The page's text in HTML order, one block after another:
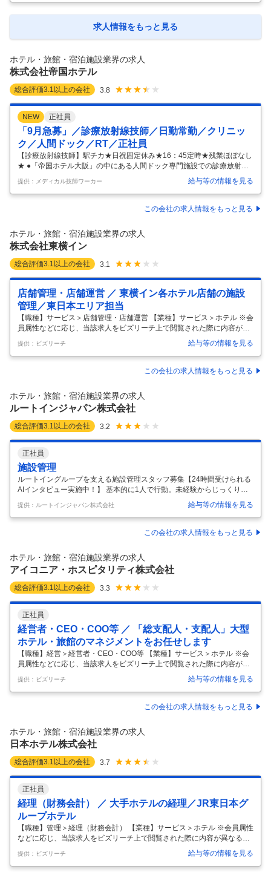
程度／先輩ソムリエが多数在籍し、情報交換や試飲会など定期的に行わ
れワインに対する造詣を深めることができる/ホテル内の安定した環境で
の就業～ ■業務内容 レストラン内ダイニングルームやラウンジでの接客
求人情報をもっと見る
ホテル・旅館・宿泊施設業界の求人
株式会社帝国ホテル
総合評価3.1 以上の会社 3.8
NEW 正社員
「9月急募」／診療放射線技師／日勤常勤／クリニッ
ク／人間ドック／RT／正社員
【診療放射線技師】駅チカ★日祝固定休み★16：45定時★残業ほぼなし
★ ●「帝国ホテル大阪」の中にある人間ドック専門施設での診療放射線
技師としてご活躍いただきます。 ●最寄駅より徒歩６分！駅チカなので
通勤も負担になりません。 「帝国ホテルクリニック」にて、診療放射線
技師さんを募集しています☆ＪＲ大阪環状線・桜ノ宮駅から徒歩6分と
駅チカで通勤便利！経験の浅い方、ブランクのある方もサポート体制が
詳しい情報が知りたい方はお気軽にお問合せください☆彡 駅チカ;担当者
オススメ 一人一人の悩みに寄り添い、転職して良かったと思える場所を
…
提供：メディカル技師ワーカー 給与等の情報を見る
この会社の求人情報をもっと見る
ホテル・旅館・宿泊施設業界の求人
株式会社東横イン
総合評価3.1 以上の会社 3.1
店舗管理・店舗運営 ／ 東横イン各ホテル店舗の施設
管理／東日本エリア担当
【職種】サービス＞店舗管理・店舗運営 【業種】サービス＞ホテル ※会
員属性などに応じ、当該求人をビズリーチ上で閲覧された際に内容が異
なる場合があります ■仕事内容 ～様々な地域でご活躍！ホテル各店の設
備保守点検をお任せ～ 全国330店舗ある内の、東日本エリア（北海道・
東北・北陸・関東信越まで）の東横イン各店舗の設備保守点検・交換・
修理をご担当いただきます。 ・消防設備点検及び報告 ・防火対象物定期
ルの設備点検と修理業務 ・建築関係の点検 【仕事内容詳細】 1人当たり
の担当店舗数は約30店舗です。店舗訪問は、2名のチーム体制で動い
提供：ビズリーチ 給与等の情報を見る
この会社の求人情報をもっと見る
ホテル・旅館・宿泊施設業界の求人
ルートインジャパン株式会社
総合評価3.1 以上の会社 3.2
正社員
施設管理
ルートイングループを支える施設管理スタッフ募集【24時間受けられる
AIインタビュー実施中！】 基本的に1人で行動。未経験からじっくり成
長できるお仕事！ お客様の快適な滞在とホテルスタッフの安心した運営
を支える ためグループホテルの設備保守・点検、修繕をお任せします。
電機・機械・空調・給排水設備・消防設備など館内のあらゆる 設備が安
定的に稼働されるよう計画的な点検・メンテナンスや ホテルからの要請
月10～30時間程度。 お休みも、基本的には毎週土日。 定期点検のスケ
ジュールも自分で立てるのでプライベートな時間も確保できます。
提供：ルートインジャパン株式会社 給与等の情報を見る
この会社の求人情報をもっと見る
ホテル・旅館・宿泊施設業界の求人
アイコニア・ホスピタリティ株式会社
総合評価3.1 以上の会社 3.3
正社員
経営者・CEO・COO等 ／ 「総支配人・支配人」大型
ホテル・旅館のマネジメントをお任せします
【職種】経営＞経営者・CEO・COO等 【業種】サービス＞ホテル ※会
員属性などに応じ、当該求人をビズリーチ上で閲覧された際に内容が異
なる場合があります 大型ホテル・旅館の総支配人や支配人として、ホテ
ル運営に関するマネジメント業務全般をお任せします。 これまでのご経
験をフルに生かしたご活躍を期待しています。 ＜業務内容＞ ・ホテル各
部門の統括・マネジメント ・担当ホテルの予算作成と収益の最大化のた
業績やCS向上に対する課題改善に向けた分析、施策立案、実行 ・ホテ
ル人事体制の立案、部下の育成・教育・指導・相談など ・ステークホル
…
提供：ビズリーチ 給与等の情報を見る
この会社の求人情報をもっと見る
ホテル・旅館・宿泊施設業界の求人
日本ホテル株式会社
総合評価3.1 以上の会社 3.7
正社員
経理（財務会計） ／ 大手ホテルの経理／JR東日本グ
ループホテル
【職種】管理＞経理（財務会計） 【業種】サービス＞ホテル ※会員属性
などに応じ、当該求人をビズリーチ上で閲覧された際に内容が異なる場
合があります 日本ホテルで働くポイント ◎JR東日本グループの安定性
◎賞与年2回/5.6ヶ月分支給（2025年度実績） ◎各種手当（家族手当・
住宅手当等） ◎カフェテリア倶楽部（優待・割引制度） ◎駅チカホテル
提供：ビズリーチ 給与等の情報を見る